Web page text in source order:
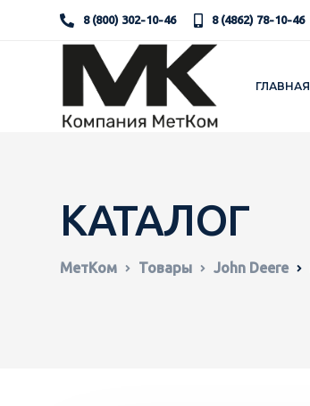
8 (800) 302-10-46 8 (4862) 78-10-46
ГЛАВНАЯ
КАТАЛОГ
МетКом Товары John Deere